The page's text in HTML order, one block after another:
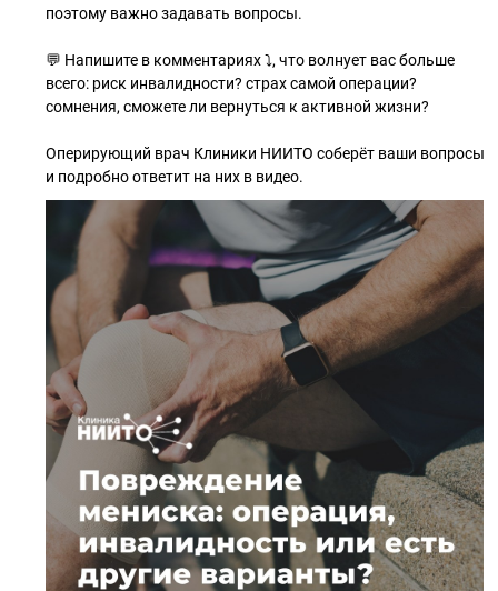
поэтому важно задавать вопросы.
💬 Напишите в комментариях ⤵️, что волнует вас больше
всего: риск инвалидности? страх самой операции?
сомнения, сможете ли вернуться к активной жизни?
Оперирующий врач Клиники НИИТО соберёт ваши вопросы
и подробно ответит на них в видео.